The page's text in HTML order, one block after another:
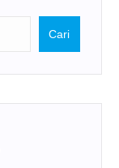
Cari